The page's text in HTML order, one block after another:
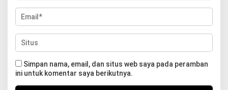
Simpan nama, email, dan situs web saya pada peramban
ini untuk komentar saya berikutnya.